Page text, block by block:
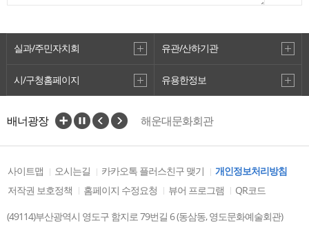
실과/주민자치회 유관/산하기관
시/구청홈페이지 유용한정보
배너광장
해운대문화회관
동래문화회관
을숙도문화회관
부산시민회관
부산문화회관
부산은행 조은극장
사이트맵 오시는길 카카오톡 플러스친구 맺기
개인정보처리방침
저작권 보호정책
홈페이지 수정요청 뷰어 프로그램
QR코드
(49114)부산광역시 영도구 함지로 79번길 6 (동삼동, 영도문화예술회관)